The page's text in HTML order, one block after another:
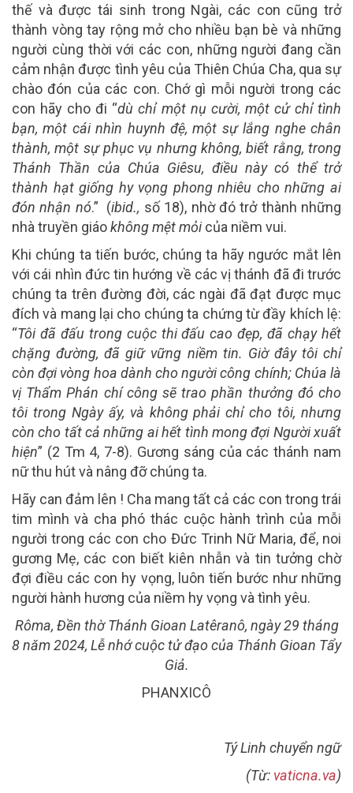
thế và được tái sinh trong Ngài, các con cũng trở
thành vòng tay rộng mở cho nhiều bạn bè và những
người cùng thời với các con, những người đang cần
cảm nhận được tình yêu của Thiên Chúa Cha, qua sự
chào đón của các con. Chớ gì mỗi người trong các
con hãy cho đi “dù chỉ một nụ cười, một cử chỉ tình
bạn, một cái nhìn huynh đệ, một sự lắng nghe chân
thành, một sự phục vụ nhưng không, biết rằng, trong
Thánh Thần của Chúa Giêsu, điều này có thể trở
thành hạt giống hy vọng phong nhiêu cho những ai
đón nhận nó.” (ibid., số 18), nhờ đó trở thành những
nhà truyền giáokhông mệt mỏicủa niềm vui.
Khi chúng ta tiến bước, chúng ta hãy ngước mắt lên
với cái nhìn đức tin hướng về các vị thánh đã đi trước
chúng ta trên đường đời, các ngài đã đạt được mục
đích và mang lại cho chúng ta chứng từ đầy khích lệ:
“Tôi đã đấu trong cuộc thi đấu cao đẹp, đã chạy hết
chặng đường, đã giữ vững niềm tin. Giờ đây tôi chỉ
còn đợi vòng hoa dành cho người công chính; Chúa là
vị Thẩm Phán chí công sẽ trao phần thưởng đó cho
tôi trong Ngày ấy, và không phải chỉ cho tôi, nhưng
còn cho tất cả những ai hết tình mong đợi Người xuất
hiện” (2 Tm 4, 7-8). Gương sáng của các thánh nam
nữ thu hút và nâng đỡ chúng ta.
Hãy can đảm lên ! Cha mang tất cả các con trong trái
tim mình và cha phó thác cuộc hành trình của mỗi
người trong các con cho Đức Trinh Nữ Maria, để, noi
gương Mẹ, các con biết kiên nhẫn và tin tưởng chờ
đợi điều các con hy vọng, luôn tiến bước như những
người hành hương của niềm hy vọng và tình yêu.
Rôma, Đền thờ Thánh Gioan Latêranô, ngày 29 tháng
8 năm 2024, Lễ nhớ cuộc tử đạo của Thánh Gioan Tẩy
Giả.
PHANXICÔ
Tý Linh chuyển ngữ
(Từ: vaticna.va)